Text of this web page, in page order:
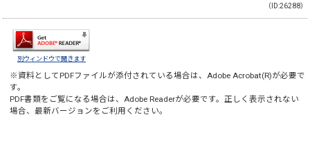
（ID:26288）
別ウィンドウで開きます
※資料としてPDFファイルが添付されている場合は、 Adobe Acrobat(R)が必要で
す。
PDF書類をご覧になる場合は、 Adobe Readerが必要です。正しく表示されない
場合、最新バージョンをご利用ください。